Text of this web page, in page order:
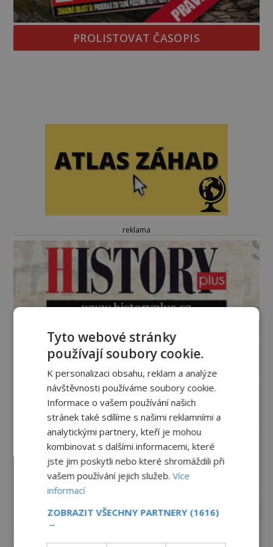
PROLISTOVAT ČASOPIS
reklama
Tyto webové stránky
používají soubory cookie.
K personalizaci obsahu, reklam a analýze
návštěvnosti používáme soubory cookie.
Informace o vašem používání našich
stránek také sdílíme s našimi reklamními a
analytickými partnery, kteří je mohou
kombinovat s dalšími informacemi, které
jste jim poskytli nebo které shromáždili při
vašem používání jejich služeb.Více
informací
ZOBRAZIT VŠECHNY PARTNERY (1616)
→